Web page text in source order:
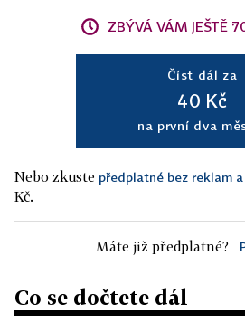
ZBÝVÁ VÁM JEŠTĚ
Číst dál za
40 Kč
na první dva
Nebo zkuste předplatné bez reklam
Kč.
Máte již předplatné?
Co se dočtete dál